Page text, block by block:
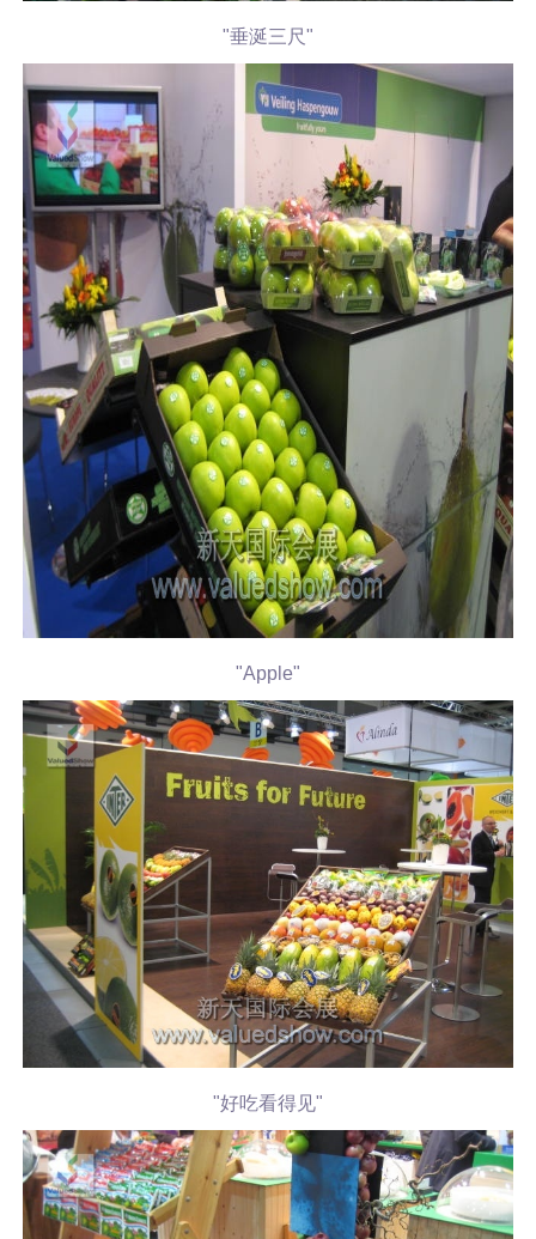
"垂涎三尺"
"Apple"
"好吃看得见"